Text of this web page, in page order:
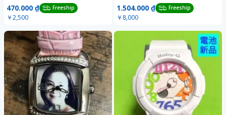
470.000 ₫ Freeship
￥2,500
1.504.000 ₫ Freeship
￥8,000